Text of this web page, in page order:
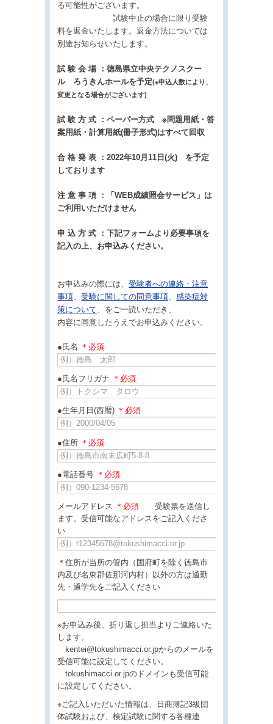
る可能性がございます。
試験中止の場合に限り受験
料を返金いたします。返金方法については
別途お知らせいたします。
試 験 会 場 ：徳島県立中央テクノスクー
ル ろうきんホールを予定(※申込人数により、
変更となる場合がございます)
試 験 方 式 ：ペーパー方式 ※問題用紙・答
案用紙・計算用紙(冊子形式)はすべて回収
合 格 発 表 ：2022年10月11日(火) を予定
しております
注 意 事 項 ：「WEB成績照会サービス」は
ご利用いただけません
申 込 方 式 ：下記フォームより必要事項を
記入の上、お申込みください。
お申込みの際には、受験者への連絡・注意
事項、受験に関しての同意事項、感染症対
策について、をご一読いただき、
内容に同意したうえでお申込みください。
●氏名 ＊必須
●氏名フリガナ ＊必須
●生年月日(西暦) ＊必須
●住所 ＊必須
●電話番号 ＊必須
メールアドレス ＊必須 受験票を送信し
ます。受信可能なアドレスをご記入くださ
い
＊住所が当所の管内（国府町を除く徳島市
内及び名東郡佐那河内村）以外の方は通勤
先・通学先をご記入ください
※お申込み後、折り返し担当よりご連絡いた
します。
kentei@tokushimacci.or.jpからのメールを
受信可能に設定してください。
tokushimacci.or.jpのドメインも受信可能
に設定してください。
※ご記入いただいた情報は、日商簿記3級団
体試験および、検定試験に関する各種連